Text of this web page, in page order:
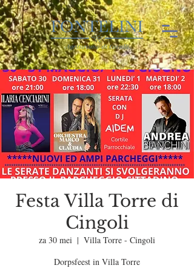
Festa Villa Torre di
Cingoli
za 30 mei
  |
Villa Torre - Cingoli
Dorpsfeest in Villa Torre